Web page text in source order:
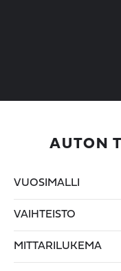
AUTON
VUOSIMALLI
VAIHTEISTO
MITTARILUKEMA